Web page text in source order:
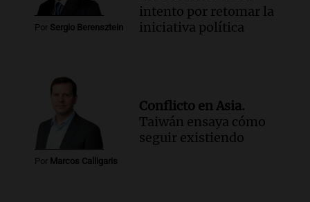
Por Sergio Berensztein
intento por retomar la
iniciativa política
Por Marcos Calligaris
Conflicto en Asia.
Taiwán ensaya cómo
seguir existiendo